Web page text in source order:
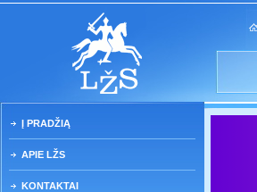
Į PRADŽIĄ
APIE LŽS
KONTAKTAI